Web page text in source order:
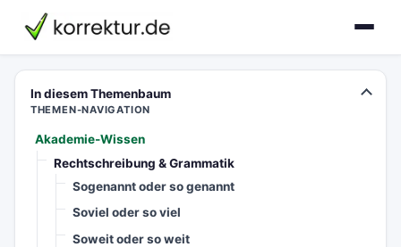
korrektur.de
In diesem Themenbaum
THEMEN-NAVIGATION
Akademie-Wissen
Rechtschreibung & Grammatik
Sogenannt oder so genannt
Soviel oder so viel
Soweit oder so weit